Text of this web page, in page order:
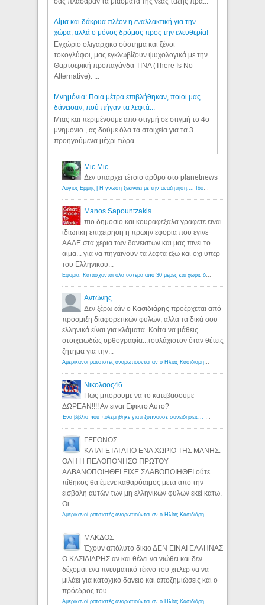
Αίμα και δάκρυα πλέον η εναλλακτική για την
χώρα, αλλά ο μόνος δρόμος προς την ελευθερία!
Εγχώριο ολιγαρχικό σύστημα και ξένοι
τοκογλύφοι, μας εγκλωβίζουν ψυχολογικά με την
Θαρτσερική προπαγάνδα TINA (There Is No
Alternative). ...
Μνημόνια: Ποια μέτρα επιβλήθηκαν, ποιοι μας
δάνεισαν, πού πήγαν τα λεφτά...
Μιας και περιμένουμε απο στιγμή σε στιγμή το 4ο
μνημόνιο , ας δούμε όλα τα στοιχεία για τα 3
προηγούμενα μέχρι τώρα...
Mic Mic
Δεν υπάρχει τέτοιο άρθρο στο planetnews
Manos Sapountzakis
πιο δημοσιο και κουραφεξαλα γραφετε ειναι
ιδιωτικη επιχειρηση η πρωην εφορια που εγινε
ΑΑΔΕ στα χερια των δανειστων και μας πινει το
αιμα... για να πηγαινουν τα λεφτα εξω και οχι υπερ
του Ελληνικου...
Αντώνης
Δεν ξέρω εάν ο Κασιδιάρης προέρχεται από
πρόσμιξη διαφορετικών φυλών, αλλά τα δικά σου
ελληνικά είναι για κλάματα. Κοίτα να μάθεις
στοιχειωδώς ορθογραφία...τουλάχιστον όταν θέτεις
ζήτημα για την...
Νικολαος46
Πως μπορουμε να το κατεβασουμε
ΔΩΡΕΑΝ!!!! Αν ειναι Εφικτο Αυτο?
ΓΕΓΟΝΟΣ
ΚΑΤΑΓΕΤΑΙ ΑΠΟ ΕΝΑ ΧΩΡΙΟ ΤΗΣ ΜΑΝΗΣ.
ΟΛΗ Η ΠΕΛΟΠΟΝΗΣΟ ΠΡΩΤΟΥ
ΑΛΒΑΝΟΠΟΙΗΘΕΙ ΕΙΧΕ ΣΛΑΒΟΠΟΙΗΘΕΙ ούτε
πίθηκος θα έμενε καθαρόαιμος μετα απο την
εισβολή αυτών των μη ελληνικών φυλων εκεί κατω.
Οι...
ΜΑΚΔΟΣ
Έχουν απόλυτο δίκιο ΔΕΝ ΕΙΝΑΙ ΕΛΛΗΝΑΣ
Ο ΚΑΣΙΔΙΑΡΗΣ αν και θέλει να νιώθει και δεν
δέχομαι ενα πνευματικό τέκνο του χιτλερ να να
μιλάει για κατοχικό δανειο και αποζημιώσεις και ο
πρόεδρος του...